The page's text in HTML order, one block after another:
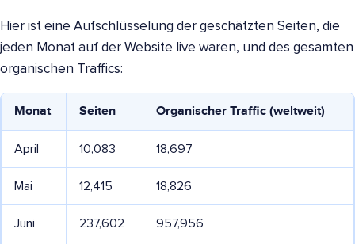
Hier ist eine Aufschlüsselung der geschätzten Seiten, die
jeden Monat auf der Website live waren, und des gesamten
organischen Traffics:
Monat Seiten Organischer Traffic (weltweit)
April 10,083 18,697
Mai 12,415 18,826
Juni 237,602 957,956